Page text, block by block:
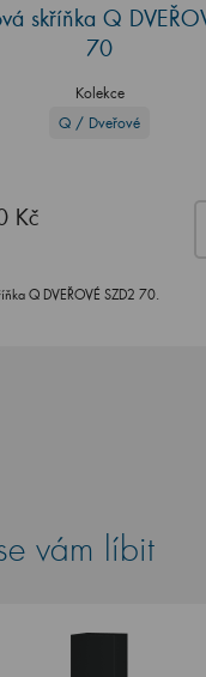
skříňka Q
70
Kolekce
Q / Dveřové
Kč
Q DVEŘOVÉ SZD2 70.
vám líbit